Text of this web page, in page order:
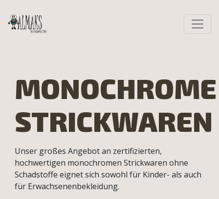
MONOCHROME
STRICKWAREN
Unser großes Angebot an zertifizierten,
hochwertigen monochromen Strickwaren ohne
Schadstoffe eignet sich sowohl für Kinder- als auch
für Erwachsenenbekleidung.